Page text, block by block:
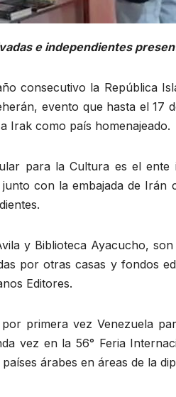
e independientes
consecutivo la República
evento que hasta el
Irak como país homenajeado.
para la Cultura es el
con la embajada de Irán
y Biblioteca Ayacucho,
por otras casas y fondos
Editores.
primera vez Venezuela
vez en la 56° Feria
árabes en áreas de la